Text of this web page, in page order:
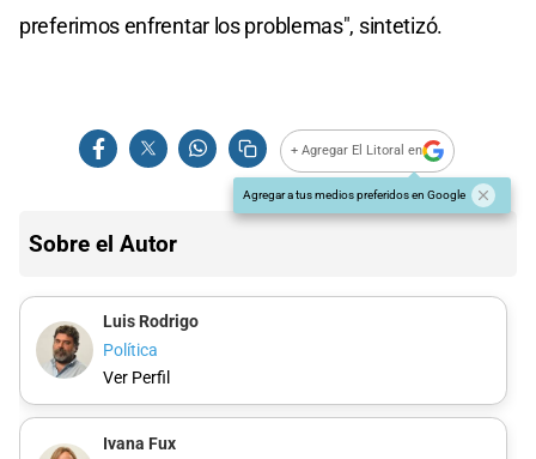
preferimos enfrentar los problemas", sintetizó.
+ Agregar El Litoral en
Agregar a tus medios preferidos en Google
Sobre el Autor
Luis Rodrigo
Política
Ver Perfil
Ivana Fux